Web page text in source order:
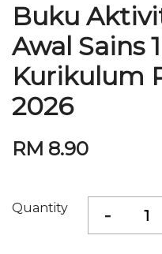
Buku
Awal Sains
Kurikulum
2026
RM 8.90
Quantity -